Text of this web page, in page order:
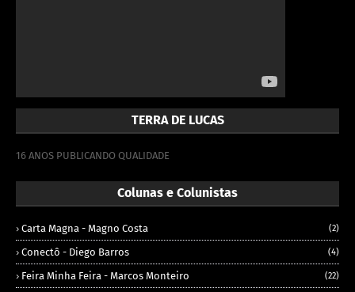
TERRA DE LUCAS
16 ANOS PUBLICANDO QUALIDADE
Colunas e Colunistas
Carta Magna - Magno Costa (2)
Conectô - Diego Barros (4)
Feira Minha Feira - Marcos Monteiro (22)